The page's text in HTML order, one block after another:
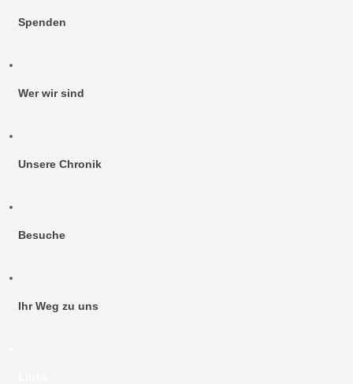
Spenden
Wer wir sind
Unsere Chronik
Besuche
Ihr Weg zu uns